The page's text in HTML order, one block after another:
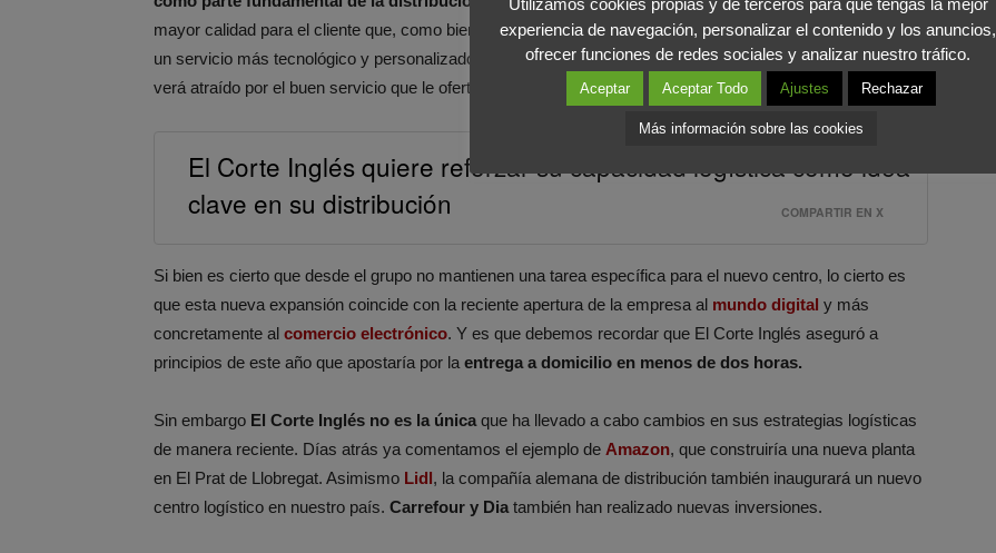
mayor calidad para el cliente que, como bien sabemos, es el principal protagonista de este siglo. Además,
un servicio más tecnológico y personalizado contará sin duda con el beneplácito del consumidor, que se
verá atraído por el buen servicio que le ofertan.
El Corte Inglés quiere reforzar su capacidad logística como idea
clave en su distribución
COMPARTIR EN X
Si bien es cierto que desde el grupo no mantienen una tarea específica para el nuevo centro, lo cierto es
que esta nueva expansión coincide con la reciente apertura de la empresa al mundo digital y más
concretamente al comercio electrónico. Y es que debemos recordar que El Corte Inglés aseguró a
principios de este año que apostaría por la entrega a domicilio en menos de dos horas.
Sin embargo El Corte Inglés no es la única que ha llevado a cabo cambios en sus estrategias logísticas
de manera reciente. Días atrás ya comentamos el ejemplo de Amazon, que construiría una nueva planta
en El Prat de Llobregat. Asimismo Lidl, la compañía alemana de distribución también inaugurará un nuevo
centro logístico en nuestro país. Carrefour y Dia también han realizado nuevas inversiones.
Utilizamos cookies propias y de terceros para que tengas la mejor
experiencia de navegación, personalizar el contenido y los anuncios,
ofrecer funciones de redes sociales y analizar nuestro tráfico.
Aceptar Aceptar Todo Ajustes Rechazar
Más información sobre las cookies